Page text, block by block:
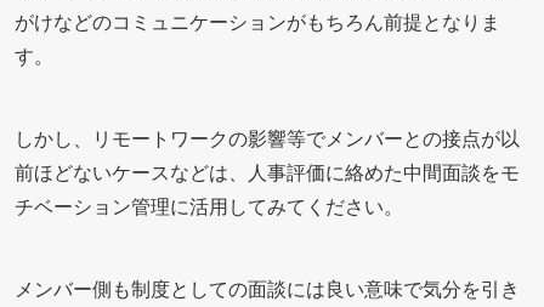
がけなどのコミュニケーションがもちろん前提となりま
す。
しかし、リモートワークの影響等でメンバーとの接点が以
前ほどないケースなどは、人事評価に絡めた中間面談をモ
チベーション管理に活用してみてください。
メンバー側も制度としての面談には良い意味で気分を引き